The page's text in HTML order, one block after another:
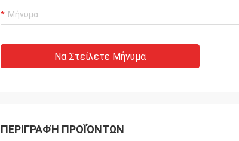
Να Στείλετε Μήνυμα
ΠΕΡΙΓΡΑΦΉ ΠΡΟΪΌΝΤΩΝ